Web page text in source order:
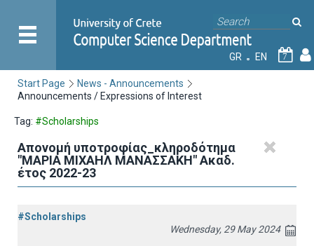
GR EN 7
Start Page
News - Announcements
Announcements / Expressions of Interest
Tag: #Scholarships
Απονομή υποτροφίας_κληροδότημα
"ΜΑΡΙΑ ΜΙΧΑΗΛ ΜΑΝΑΣΣΑΚΗ" Ακαδ.
έτος 2022-23
#Scholarships
Wednesday, 29 May 2024